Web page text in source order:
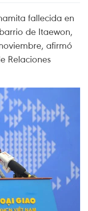
fallecida en
de Itaewon,
afirmó
Relaciones